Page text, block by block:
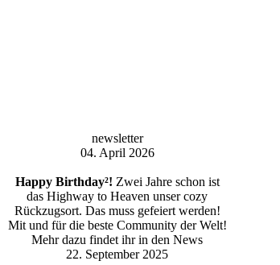
newsletter
04. April 2026
Happy Birthday²! Zwei Jahre schon ist
das Highway to Heaven unser cozy
Rückzugsort. Das muss gefeiert werden!
Mit und für die beste Community der Welt!
Mehr dazu findet ihr in den News
22. September 2025